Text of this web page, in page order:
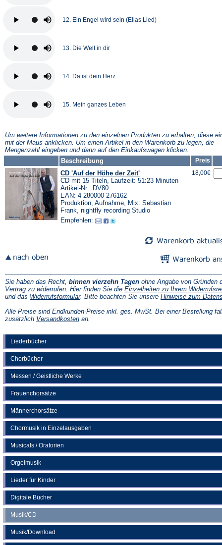
Liederbücher
Chorbücher
Messen / Geistliche Werke
Frauenchorsätze
Männerchorsätze
Chormusik in Einzelausgaben
Musicals / Oratorien
Orgelmusik
Lieder für Kinder
Digitale Bücher
Musik/CD
Musik/Download
12. Ein Engel wird sein (Elias Lied)
13. Die Welt in dir
14. Da ist dein Herz
15. Mein ganzes Leben
Um weitere Informationen zu den einzelnen Produkten zu erhalten, diese
mit der Maus anklicken. Um einen Artikel in den Warenkorb zu legen, die
Mengenzahl eingeben und dann auf den Einkaufswagen klicken.
Beschreibung
Preis
CD 'Auf der Höhe der Zeit'
CD mit 15 Titeln, Laufzeit: 51:23 Minuten
Artikel-Nr.: DV80
EAN: 4 280000 276162
Produktion, Aufnahme, Mix: Sebastian
Frank, nightfly recording Studio
Empfehlen:
18,00€
Sie haben das Recht, binnen vierzehn Tagen ohne Angabe von Gründen
Vertrag zu widerrufen. Hier finden Sie die Einzelheiten zu Ihrem
und das Widerrufsformular(Öffnet
einem
neuen
. Bitte beachten Sie unsere Hinweise zum
Alle Preise sind Endkunden-Preise inkl. ges. MwSt. Bei einer Bestellung
zusätzlich Versandkosten(Öffnet
an.